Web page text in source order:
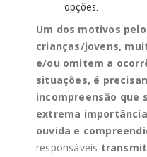
opções.
Um dos motivos
crianças/jovens,
e/ou omitem a
situações, é
incompreensão que
extrema
ouvida e
responsáveis